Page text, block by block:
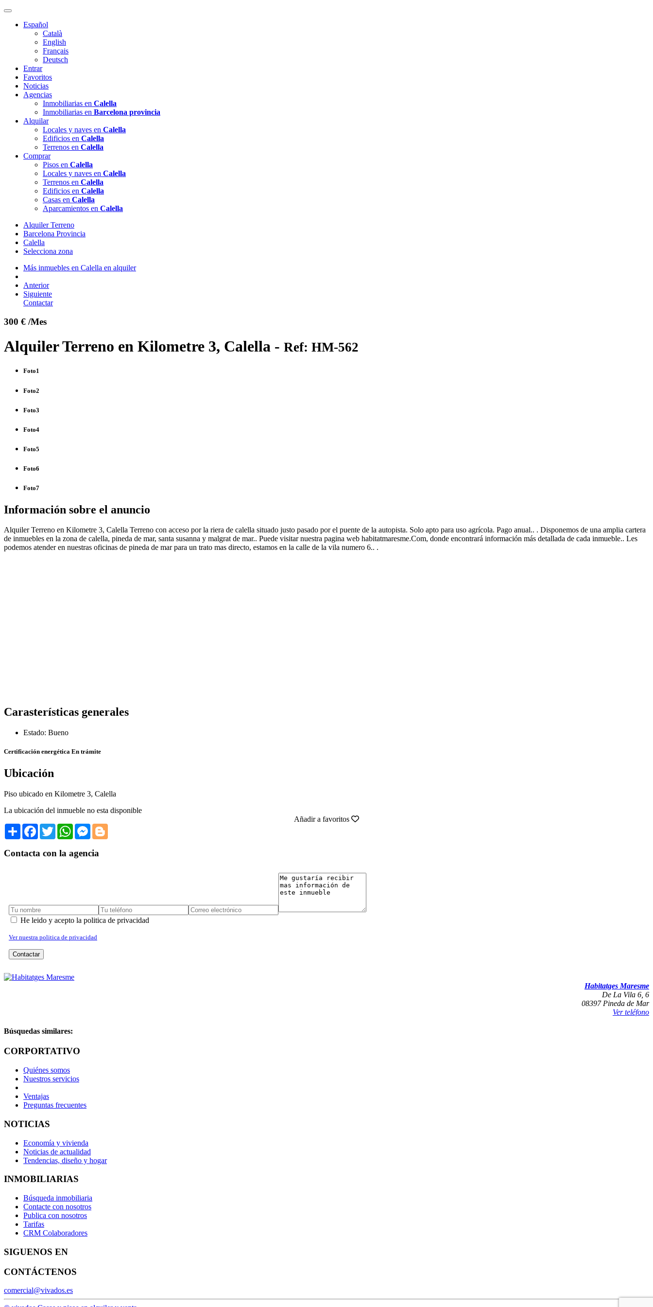
Español
Català
English
Français
Deutsch
Entrar
Favoritos
Noticias
Agencias
Inmobiliarias en Calella
Inmobiliarias en Barcelona provincia
Alquilar
Locales y naves en Calella
Edificios en Calella
Terrenos en Calella
Comprar
Pisos en Calella
Locales y naves en Calella
Terrenos en Calella
Edificios en Calella
Casas en Calella
Aparcamientos en Calella
Alquiler Terreno
Barcelona Provincia
Calella
Selecciona zona
Más inmuebles en Calella en alquiler
Anterior
Siguiente
Contactar
300 € /Mes
Alquiler Terreno en Kilometre 3, Calella - Ref: HM-562
Foto1
Foto2
Foto3
Foto4
Foto5
Foto6
Foto7
Información sobre el anuncio
Alquiler Terreno en Kilometre 3, Calella Terreno con acceso por la riera de calella situado justo pasado por el puente de la autopista. Solo apto para uso agrícola. Pago anual.. . Disponemos de una amplia cartera
de inmuebles en la zona de calella, pineda de mar, santa susanna y malgrat de mar.. Puede visitar nuestra pagina web habitatmaresme.Com, donde encontrará información más detallada de cada inmueble.. Les
podemos atender en nuestras oficinas de pineda de mar para un trato mas directo, estamos en la calle de la vila numero 6.. .
Carasterísticas generales
Estado: Bueno
Certificación energética En trámite
Ubicación
Piso ubicado en Kilometre 3, Calella
La ubicación del inmueble no esta disponible
Añadir a favoritos
Share Facebook
TwitterWhatsAppMessenger
Contacta con la agencia
He leido y acepto la politica de privacidad
Ver nuestra politica de privacidad
Contactar
Habitatges Maresme
De La Vila 6, 6
08397 Pineda de Mar
Ver teléfono
Búsquedas similares:
CORPORTATIVO
Quiénes somos
Nuestros servicios
Ventajas
Preguntas frecuentes
NOTICIAS
Economía y vivienda
Noticias de actualidad
Tendencias, diseño y hogar
INMOBILIARIAS
Búsqueda inmobiliaria
Contacte con nosotros
Publica con nosotros
Tarifas
CRM Colaboradores
SIGUENOS EN
CONTÁCTENOS
comercial@vivados.es